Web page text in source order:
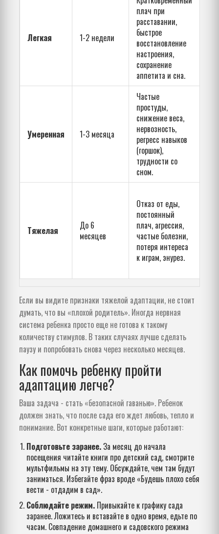
Легкая 1-2 недели
плач при
расставании,
быстрое
восстановление
настроения,
сохранение
аппетита и сна.
Умеренная 1-3 месяца
Частые
простуды,
снижение веса,
нервозность,
регресс навыков
(горшок),
трудности со
сном.
Тяжелая
До 6
месяцев
Отказ от еды,
постоянный
плач, агрессия,
частые болезни,
потеря интереса
к играм, энурез.
Если вы видите признаки тяжелой адаптации, не стоит
думать, что вы «плохой родитель». Иногда нервная
система ребенка просто еще не готова к такому
количеству стимулов. В таких случаях лучше сделать
паузу и попробовать снова через несколько месяцев.
Как помочь ребенку пройти
адаптацию легче?
Ваша задача - стать «безопасной гаванью». Ребенок
должен знать, что после сада его ждет любовь, тепло и
понимание. Вот конкретные шаги, которые работают:
Подготовьте заранее.За месяц до начала
посещения читайте книги про детский сад, смотрите
мультфильмы на эту тему. Обсуждайте, чем там будут
заниматься. Избегайте фраз вроде «Будешь плохо себя
вести - отдадим в сад».
Соблюдайте режим. Привыкайте к графику сада
заранее. Ложитесь и вставайте в одно время, едьте по
часам. Совпадение домашнего и садовского режима